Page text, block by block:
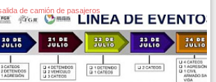
de camión de pasajeros